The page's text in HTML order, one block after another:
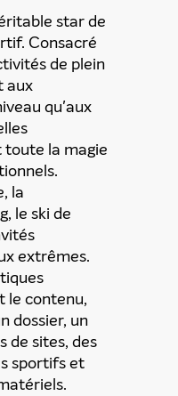
offre star de
Consacré
de plein
aux
qu'aux
la magie
la
le ski de
extrêmes.
le contenu,
dossier, un
de sites, des
sportifs et